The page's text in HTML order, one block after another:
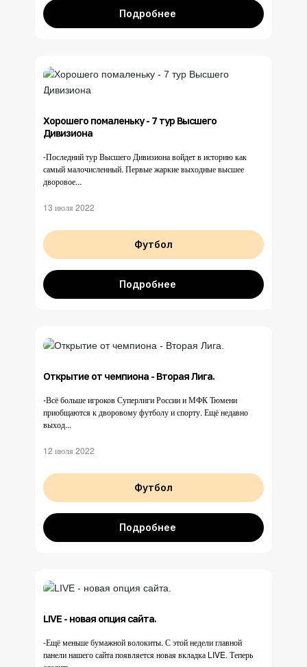
Подробнее
Хорошего помаленьку - 7 тур Высшего
Дивизиона
-Последний тур Высшего Дивизиона войдет в историю как
самый малочисленный. Первые жаркие выходные высшее
дворовое...
13 июля 2022
Футбол
Подробнее
Открытие от чемпиона - Вторая Лига.
-Всё больше игроков Суперлиги России и МФК Тюмени
приобщаются к дворовому футболу и спорту. Ещё недавно
выход...
12 июля 2022
Футбол
Подробнее
LIVE - новая опция сайта.
-Ещё меньше бумажной волокиты. С этой недели главной
панели нашего сайта появляется новая вкладка LIVE. Теперь